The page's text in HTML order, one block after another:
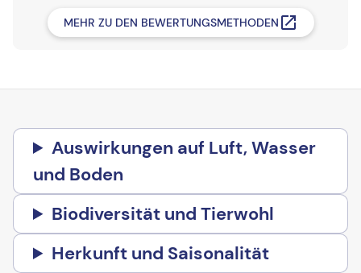
MEHR ZU DEN BEWERTUNGSMETHODEN
Auswirkungen auf Luft, Wasser
und Boden
Biodiversität und Tierwohl
Herkunft und Saisonalität